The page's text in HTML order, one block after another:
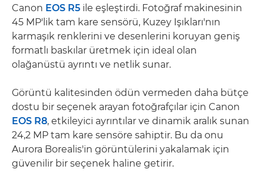
Canon EOS R5 ile eşleştirdi. Fotoğraf makinesinin
45 MP'lik tam kare sensörü, Kuzey Işıkları'nın
karmaşık renklerini ve desenlerini koruyan geniş
formatlı baskılar üretmek için ideal olan
olağanüstü ayrıntı ve netlik sunar.
Görüntü kalitesinden ödün vermeden daha bütçe
dostu bir seçenek arayan fotoğrafçılar için Canon
EOS R8, etkileyici ayrıntılar ve dinamik aralık sunan
24,2 MP tam kare sensöre sahiptir. Bu da onu
Aurora Borealis'in görüntülerini yakalamak için
güvenilir bir seçenek haline getirir.